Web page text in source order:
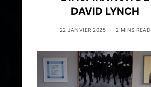
DAVID LYNCH
22 JANVIER 2025 2 MINS READ